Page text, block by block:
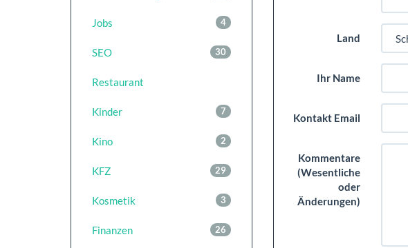
4
Jobs
30
SEO
Restaurant
7
Kinder
2
Kino
29
KFZ
3
Kosmetik
26
Finanzen
Land
Ihr Name
Kontakt Email
Kommentare
(Wesentliche
oder
Änderungen)